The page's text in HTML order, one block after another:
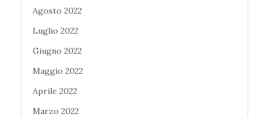
Agosto 2022
Luglio 2022
Giugno 2022
Maggio 2022
Aprile 2022
Marzo 2022